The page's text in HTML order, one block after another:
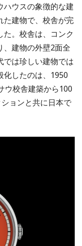
ハウスの象徴的な建
た建物で、校舎が完
。校舎は、コンク
、建物の外壁2面全
では珍しい建物では
化したのは、1950
ウ校舎建築から100
ョンと共に日本で